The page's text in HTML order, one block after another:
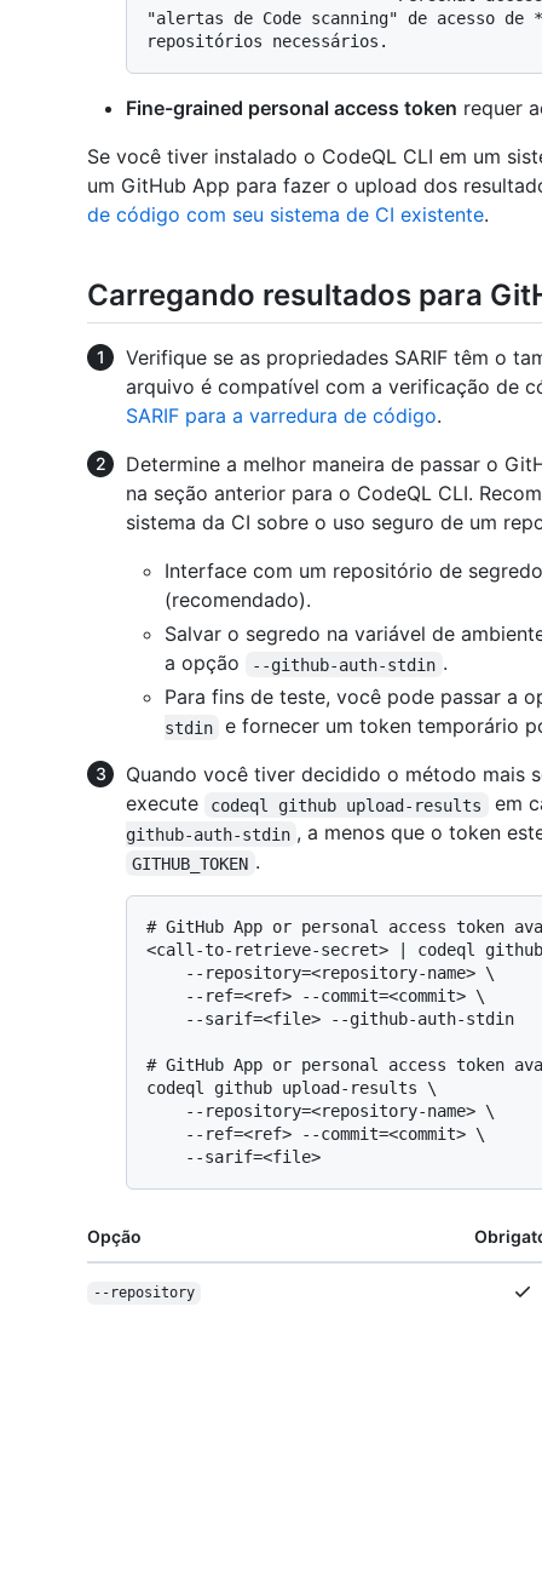
"alertas de Code scanning" de acesso
Fine-grained personal access token requer
Se você tiver instalado o CodeQL CLI em um
um GitHub App para fazer o upload dos
de código com seu sistema de CI existente.
Carregando resultados para
Verifique se as propriedades SARIF têm o
arquivo é compatível com a verificação de
SARIF para a varredura de código.
Determine a melhor maneira de passar o
na seção anterior para o CodeQL CLI.
sistema da CI sobre o uso seguro de um
Interface com um repositório de
(recomendado).
Salvar o segredo na variável de
a opção
--github-auth-stdin .
Para fins de teste, você pode passar a
stdin
e fornecer um token temporário
Quando você tiver decidido o método mais
execute
codeql github upload-results em
github-auth-stdin , a menos que o token
GITHUB_TOKEN .
# GitHub App or personal access token
<call-to-retrieve-secret> | codeql
# GitHub App or personal access token
codeql github upload-results \
Opção
--repository